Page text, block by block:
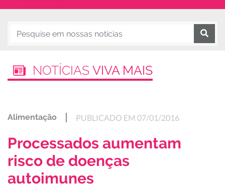
NOTÍCIAS VIVA MAIS
Alimentação PUBLICADO EM 07/01/2016
Processados ​​aumentam
risco de doenças
autoimunes